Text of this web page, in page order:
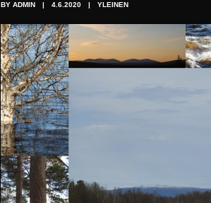
BY ADMIN | 4.6.2020 | YLEINEN